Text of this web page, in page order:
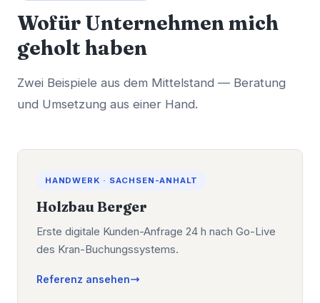
Wofür Unternehmen mich
geholt haben
Zwei Beispiele aus dem Mittelstand — Beratung
und Umsetzung aus einer Hand.
HANDWERK · SACHSEN-ANHALT
Holzbau Berger
Erste digitale Kunden-Anfrage 24 h nach Go-Live
des Kran-Buchungssystems.
Referenz ansehen